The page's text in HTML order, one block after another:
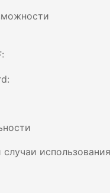
использования